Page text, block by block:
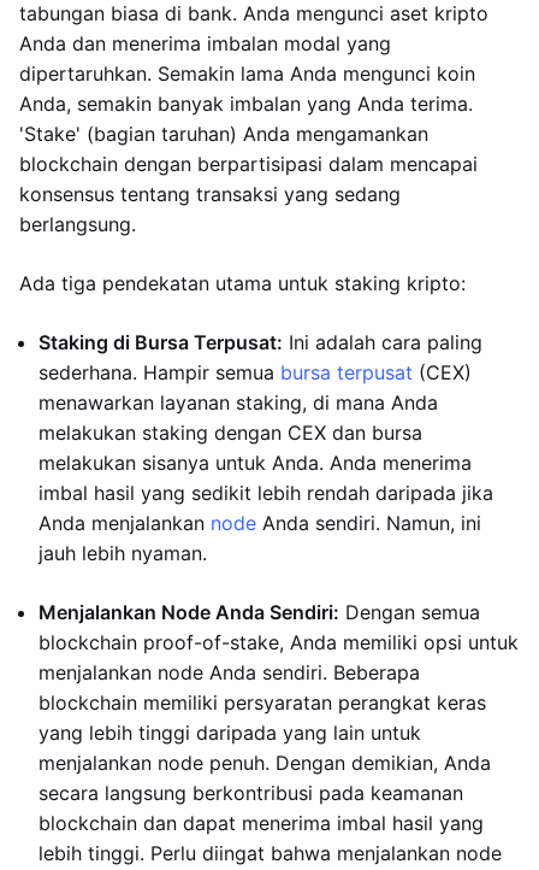
tabungan biasa di bank. Anda mengunci aset kripto
Anda dan menerima imbalan modal yang
dipertaruhkan. Semakin lama Anda mengunci koin
Anda, semakin banyak imbalan yang Anda terima.
'Stake' (bagian taruhan) Anda mengamankan
blockchain dengan berpartisipasi dalam mencapai
konsensus tentang transaksi yang sedang
berlangsung.
Ada tiga pendekatan utama untuk staking kripto:
Staking di Bursa Terpusat: Ini adalah cara paling
sederhana. Hampir semua bursa terpusat (CEX)
menawarkan layanan staking, di mana Anda
melakukan staking dengan CEX dan bursa
melakukan sisanya untuk Anda. Anda menerima
imbal hasil yang sedikit lebih rendah daripada jika
Anda menjalankan node Anda sendiri. Namun, ini
jauh lebih nyaman.
Menjalankan Node Anda Sendiri: Dengan semua
blockchain proof-of-stake, Anda memiliki opsi untuk
menjalankan node Anda sendiri. Beberapa
blockchain memiliki persyaratan perangkat keras
yang lebih tinggi daripada yang lain untuk
menjalankan node penuh. Dengan demikian, Anda
secara langsung berkontribusi pada keamanan
blockchain dan dapat menerima imbal hasil yang
lebih tinggi. Perlu diingat bahwa menjalankan node